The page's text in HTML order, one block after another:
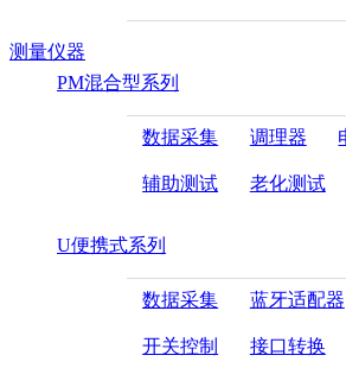
测量仪器
PM混合型系列
数据采集 调理器
辅助测试 老化测试
U便携式系列
数据采集 蓝牙适配器
开关控制 接口转换